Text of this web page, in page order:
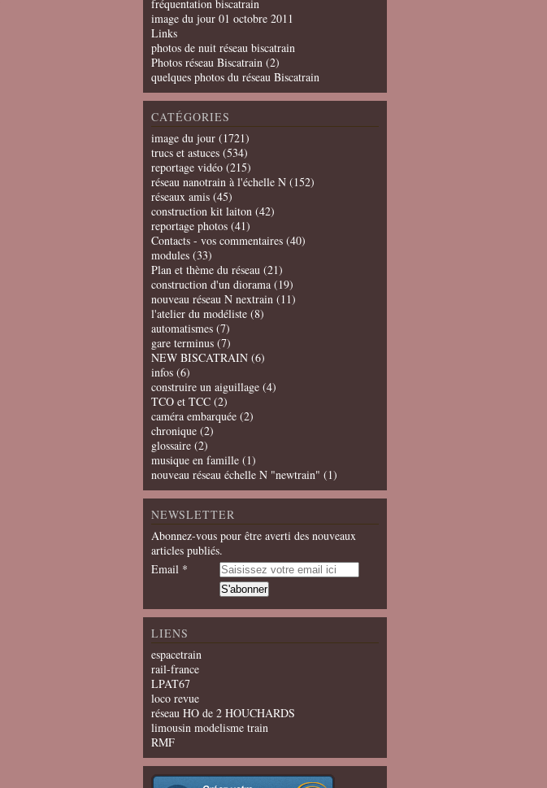
fréquentation biscatrain
image du jour 01 octobre 2011
Links
photos de nuit réseau biscatrain
Photos réseau Biscatrain (2)
quelques photos du réseau Biscatrain
CATÉGORIES
image du jour (1721)
trucs et astuces (534)
reportage vidéo (215)
réseau nanotrain à l'échelle N (152)
réseaux amis (45)
construction kit laiton (42)
reportage photos (41)
Contacts - vos commentaires (40)
modules (33)
Plan et thème du réseau (21)
construction d'un diorama (19)
nouveau réseau N nextrain (11)
l'atelier du modéliste (8)
automatismes (7)
gare terminus (7)
NEW BISCATRAIN (6)
infos (6)
construire un aiguillage (4)
TCO et TCC (2)
caméra embarquée (2)
chronique (2)
glossaire (2)
musique en famille (1)
nouveau réseau échelle N "newtrain" (1)
NEWSLETTER
Abonnez-vous pour être averti des nouveaux
articles publiés.
Email
LIENS
espacetrain
rail-france
LPAT67
loco revue
réseau HO de 2 HOUCHARDS
limousin modelisme train
RMF